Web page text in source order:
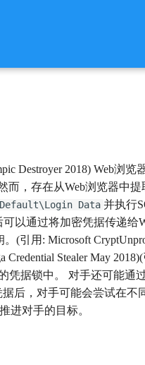
Destroyer 2018) Web浏
，存在从Web浏览器中
Data 并执行
以通过将加密凭据传递给
引用: Microsoft
Stealer May
凭据锁中。 对手还可能通
后，对手可能会尝试在
进对手的目标。